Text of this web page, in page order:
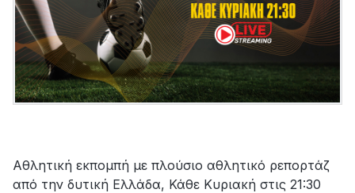
της
βλάβης
Αθλητική εκπομπή με πλούσιο αθλητικό ρεπορτάζ
από την δυτική Ελλάδα, Κάθε Κυριακή στις 21:30